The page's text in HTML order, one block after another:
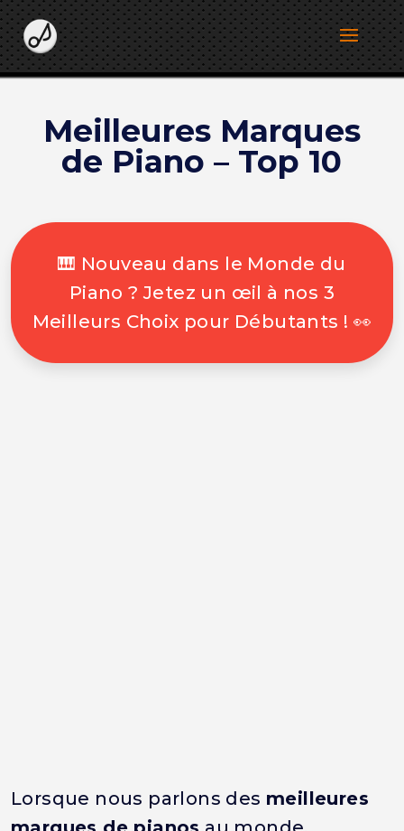
Meilleures Marques
de Piano – Top 10
🎹 Nouveau dans le Monde du
Piano ? Jetez un œil à nos 3
Meilleurs Choix pour Débutants ! 👀
Lorsque nous parlons des meilleures